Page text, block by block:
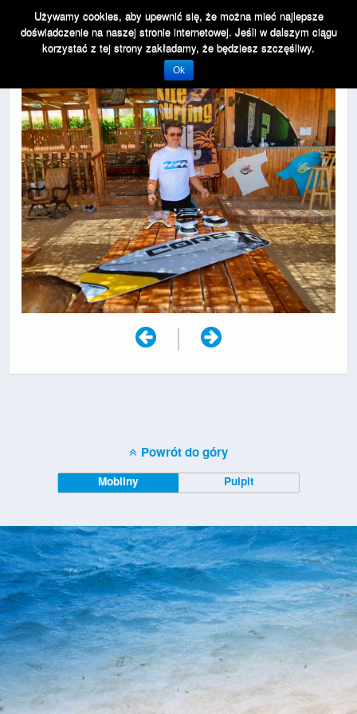
|
Używamy cookies, aby upewnić się, że można mieć najlepsze
doświadczenie na naszej stronie internetowej. Jeśli w dalszym ciągu
korzystać z tej strony zakładamy, że będziesz szczęśliwy.
Ok
Powrót do góry
Mobilny Pulpit